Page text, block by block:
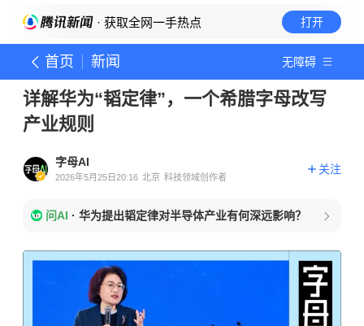
· 获取全网一手热点 打开
首页 新闻 无障碍
详解华为“韬定律”，一个希腊字母改写
产业规则
字母AI
2026年5月25日20:16 北京 科技领域创作者
关注
问AI · 华为提出韬定律对半导体产业有何深远影响？